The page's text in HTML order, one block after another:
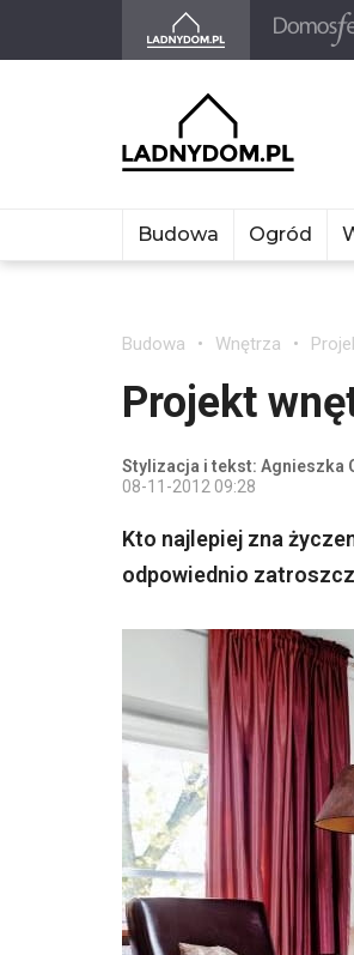
Budowa Ogród
Budowa Wnętrza
Projekt
Stylizacja i tekst: Agnieszka
08-11-2012 09:28
Kto najlepiej zna
odpowiednio